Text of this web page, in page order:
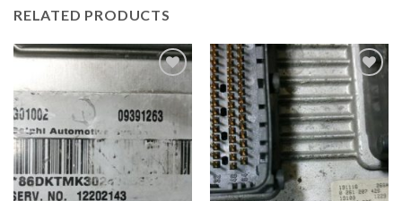
RELATED PRODUCTS
İstek
Listeme
Ekle
İstek
Listeme
Ekle